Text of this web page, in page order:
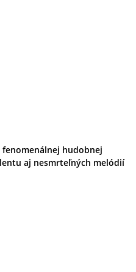
hudobnej
aj nesmrteľných melódií